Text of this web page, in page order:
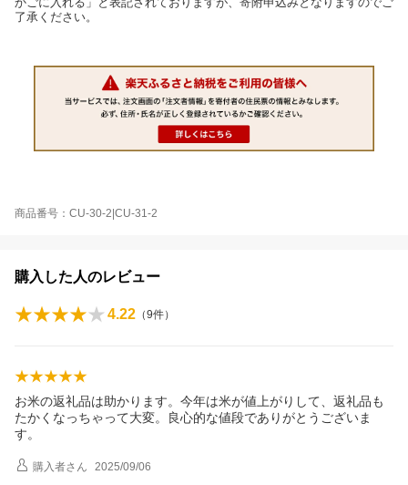
了承ください。
商品番号：CU-30-2|CU-31-2
購入した人のレビュー
4.22 （9件）
お米の返礼品は助かります。今年は米が値上がりして、返礼品も
たかくなっちゃって大変。良心的な値段でありがとうございま
す。
購入者さん 2025/09/06